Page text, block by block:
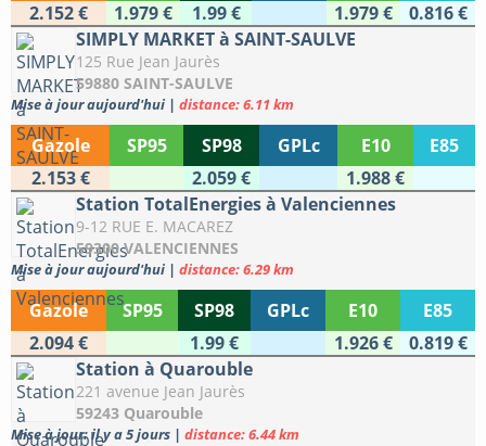
2.152 €
1.979 € 1.99 € 1.979 €
0.816 €
SIMPLY MARKET à SAINT-SAULVE
125 Rue Jean Jaurès
59880 SAINT-SAULVE
Mise à jour aujourd'hui | distance: 6.11 km
Gazole SP95 SP98 GPLc E10
E85
2.153 €
2.059 €
1.988 €
Station TotalEnergies à Valenciennes
9-12 RUE E. MACAREZ
59300 VALENCIENNES
Mise à jour aujourd'hui | distance: 6.29 km
Gazole SP95 SP98 GPLc E10
E85
2.094 €
1.99 € 1.926 €
0.819 €
Station à Quarouble
221 avenue Jean Jaurès
59243 Quarouble
Mise à jour: il y a 5 jours | distance: 6.44 km